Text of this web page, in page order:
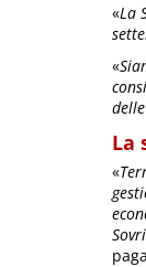
«La
«
La
«